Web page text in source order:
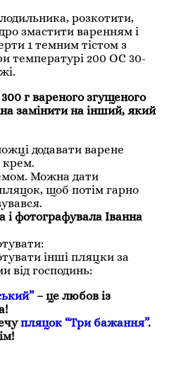
розкотити,
змастити варенням і
1 темним тістом з
температурі 200 ОС 30-
г вареного згущеного
замінити на інший, який
додавати варене
крем.
Можна дати
щоб потім гарно
і фотографувала Іванна
інші пляцки за
від господинь:
– це любов із
пляцок “Три бажання”.